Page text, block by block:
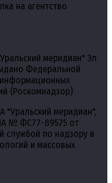
на агентство
меридиан" Эл
Федеральной
(Роскомнадзор)
"Уральский меридиан",
№ ФС77-89575 от
службой по надзору в
и массовых